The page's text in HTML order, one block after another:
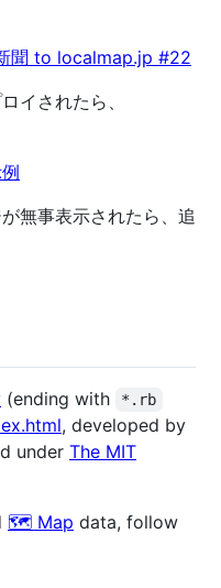
聞 to localmap.jp #22
イされたら、
無事表示されたら、追
(ending with *.rb
, developed by
under The MIT
🗺 Map data, follow